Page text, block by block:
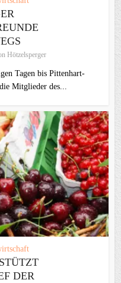
Hötzelsperger
Tagen bis Pittenhart-
Mitglieder des...
DER